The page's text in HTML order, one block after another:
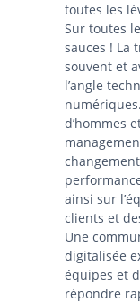
toutes les
Sur toutes
sauces ! La
souvent et
l’angle
d’hommes
ainsi sur
clients et
Une
digitalisée
équipes et
répondre